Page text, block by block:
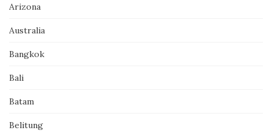
Arizona
Australia
Bangkok
Bali
Batam
Belitung